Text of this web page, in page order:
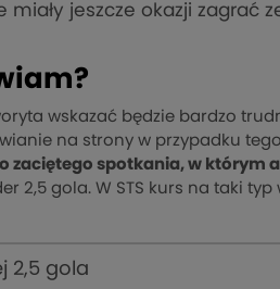
miały jeszcze okazji zagrać
wskazać będzie bardzo
na strony w przypadku
zaciętego spotkania, w którym
2,5 gola. W STS kurs na taki
2,5 gola